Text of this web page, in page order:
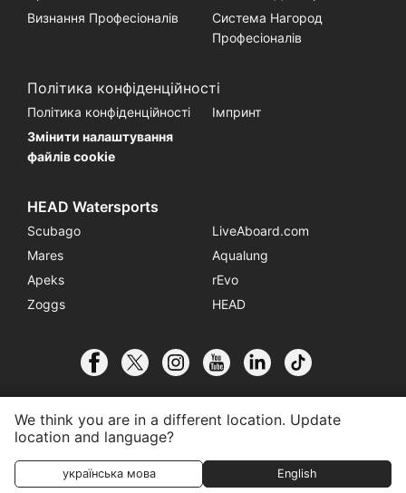
Приєднатися до Центру Контакти
Визнання Професіоналів
Система Нагород
Професіоналів
Політика конфіденційності
Політика конфіденційності
Імпринт
Змінити налаштування
файлів cookie
HEAD Watersports
Scubago
LiveAboard.com
Mares
Aqualung
Apeks
rEvo
Zoggs
HEAD
We think you are in a different location. Update
location and language?
українська мова English